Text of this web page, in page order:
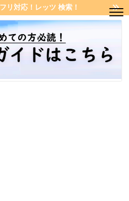
リ対応！レッツ 検索！